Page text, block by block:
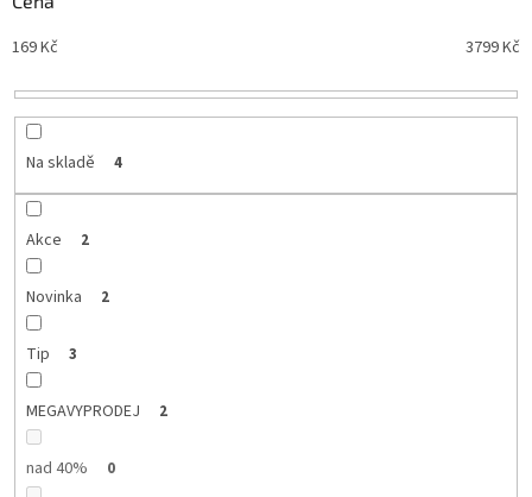
í
r
Abecedně
169Kč 3799Kč
Na skladě 4
Akce 2
Novinka 2
Tip 3
MEGAVYPRODEJ 2
nad 40% 0